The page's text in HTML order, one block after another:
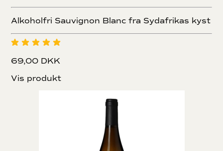
Alkoholfri Sauvignon Blanc fra Sydafrikas kyst
69,00 DKK
Vis produkt